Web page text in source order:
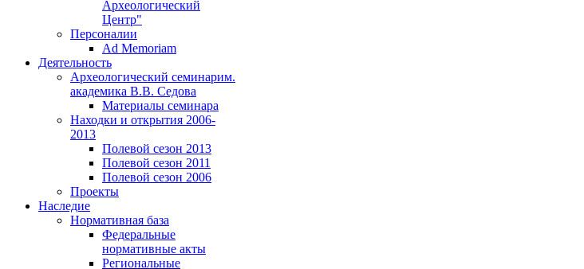
Археологический
Центр"
Персоналии
Ad Memoriam
Деятельность
Археологический семинарим.
академика В.В. Седова
Материалы семинара
Находки и открытия 2006-
2013
Полевой сезон 2013
Полевой сезон 2011
Полевой сезон 2006
Проекты
Наследие
Нормативная база
Федеральные
нормативные акты
Региональные